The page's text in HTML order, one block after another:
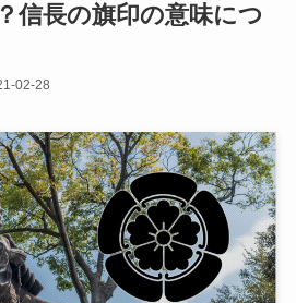
信長の旗印の意味につ
02-28